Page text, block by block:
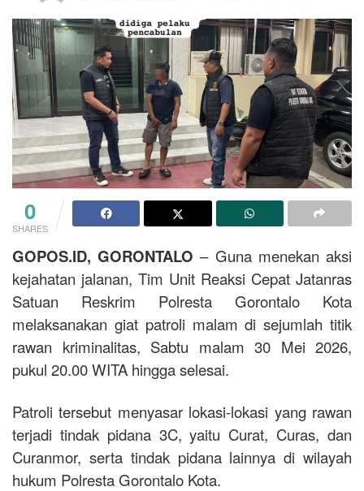
0
SHARES
GOPOS.ID, GORONTALO – Guna menekan aksi
kejahatan jalanan, Tim Unit Reaksi Cepat Jatanras
Satuan Reskrim Polresta Gorontalo Kota
melaksanakan giat patroli malam di sejumlah titik
rawan kriminalitas, Sabtu malam 30 Mei 2026,
pukul 20.00 WITA hingga selesai.
Patroli tersebut menyasar lokasi-lokasi yang rawan
terjadi tindak pidana 3C, yaitu Curat, Curas, dan
Curanmor, serta tindak pidana lainnya di wilayah
hukum Polresta Gorontalo Kota.